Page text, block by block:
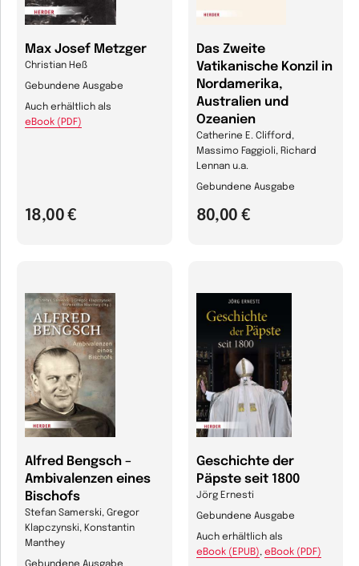
Max Josef Metzger
Christian Heß
Gebundene Ausgabe
18,00 €
Auch erhältlich als
eBook (PDF)
Das Zweite
Vatikanische Konzil in
Nordamerika,
Australien und
Ozeanien
Catherine E. Clifford,
Massimo Faggioli, Richard
Lennan u.a.
Gebundene Ausgabe
80,00 €
Alfred Bengsch –
Ambivalenzen eines
Bischofs
Stefan Samerski, Gregor
Klapczynski, Konstantin
Manthey
Geschichte der
Päpste seit 1800
Jörg Ernesti
Gebundene Ausgabe
Auch erhältlich als
eBook (EPUB), eBook (PDF)